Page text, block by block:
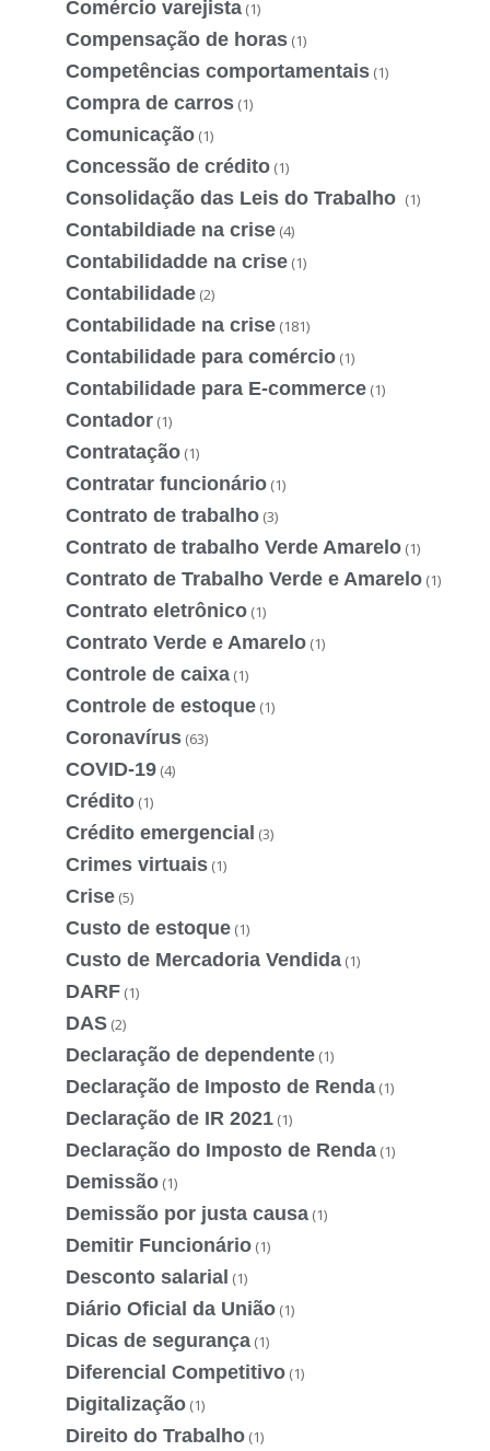
Comércio varejista (1)
Compensação de horas (1)
Competências comportamentais (1)
Compra de carros (1)
Comunicação (1)
Concessão de crédito (1)
Consolidação das Leis do Trabalho (1)
Contabildiade na crise (4)
Contabilidadde na crise (1)
Contabilidade (2)
Contabilidade na crise (181)
Contabilidade para comércio (1)
Contabilidade para E-commerce (1)
Contador (1)
Contratação (1)
Contratar funcionário (1)
Contrato de trabalho (3)
Contrato de trabalho Verde Amarelo (1)
Contrato de Trabalho Verde e Amarelo (1)
Contrato eletrônico (1)
Contrato Verde e Amarelo (1)
Controle de caixa (1)
Controle de estoque (1)
Coronavírus (63)
COVID-19 (4)
Crédito (1)
Crédito emergencial (3)
Crimes virtuais (1)
Crise (5)
Custo de estoque (1)
Custo de Mercadoria Vendida (1)
DARF (1)
DAS (2)
Declaração de dependente (1)
Declaração de Imposto de Renda (1)
Declaração de IR 2021 (1)
Declaração do Imposto de Renda (1)
Demissão (1)
Demissão por justa causa (1)
Demitir Funcionário (1)
Desconto salarial (1)
Diário Oficial da União (1)
Dicas de segurança (1)
Diferencial Competitivo (1)
Digitalização (1)
Direito do Trabalho (1)